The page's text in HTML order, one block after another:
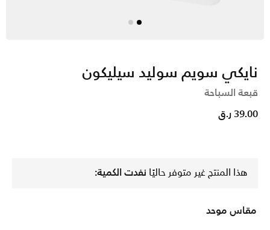
نايكي سويم سوليد سيليكون
قبعة السباحة
39.00 ر.ق
هذا المنتج غير متوفر حاليًا نفدت الكمية:
مقاس موحد